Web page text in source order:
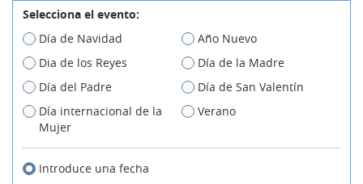
Selecciona el evento:
Día de Navidad
Año Nuevo
Dia de los Reyes
Día de la Madre
Día del Padre
Día de San Valentín
Día internacional de la
Mujer
Verano
Introduce una fecha